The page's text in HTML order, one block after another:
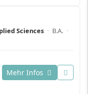
Sciences · B.A. ·
Mehr Infos